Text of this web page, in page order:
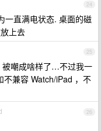
24
一直满电状态. 桌面的磁
上去
25
被嘲成啥样了…不过我一
不兼容 Watch/iPad ，不
26